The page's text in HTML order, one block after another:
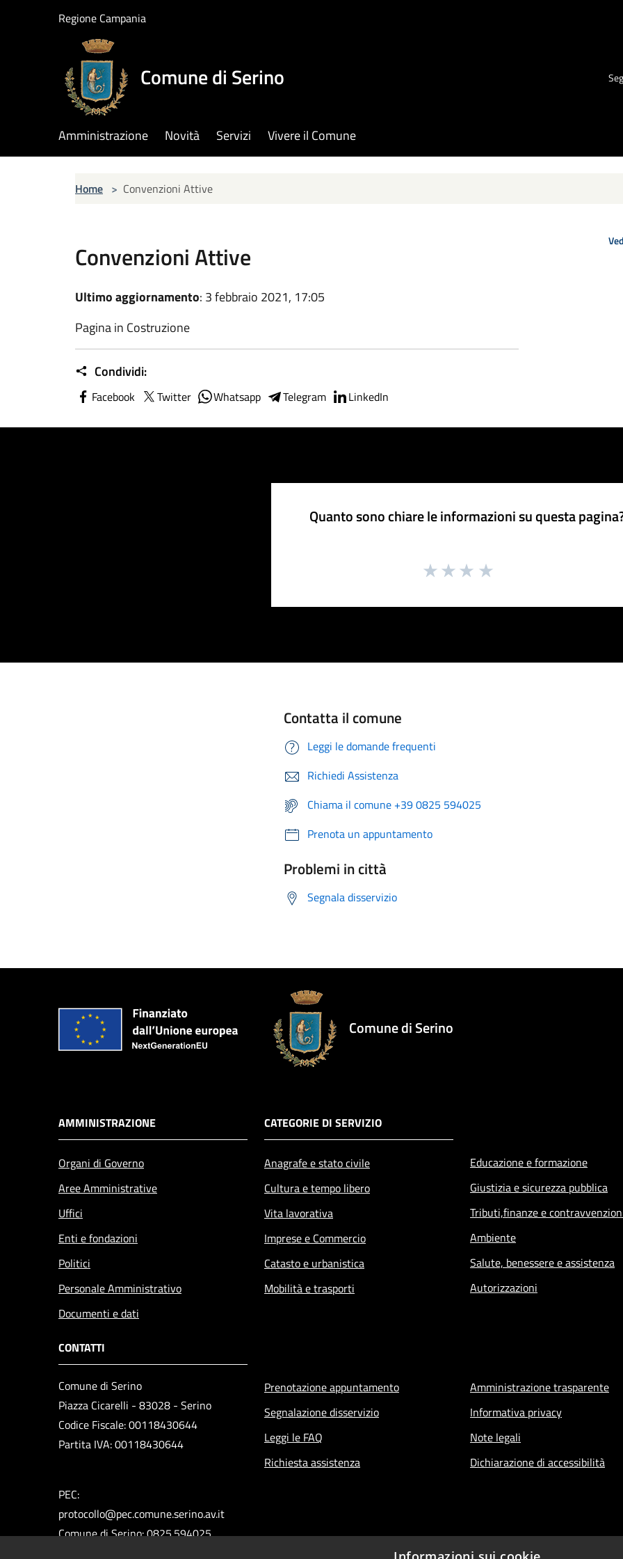
Regione Campania
Comune di Serino
Amministrazione Novità Servizi Vivere il Comune
Home > Convenzioni Attive
Convenzioni Attive
Ultimo aggiornamento: 3 febbraio 2021, 17:05
Pagina in Costruzione
Condividi:
Facebook Twitter Whatsapp Telegram LinkedIn
Quanto sono chiare le informazioni su questa
Contatta il comune
Leggi le domande frequenti
Richiedi Assistenza
Chiama il comune +39 0825 594025
Prenota un appuntamento
Problemi in città
Segnala disservizio
Comune di Serino
AMMINISTRAZIONE
Organi di Governo
Aree Amministrative
Uffici
Enti e fondazioni
Politici
Personale Amministrativo
Documenti e dati
CATEGORIE DI SERVIZIO
Anagrafe e stato civile
Cultura e tempo libero
Vita lavorativa
Imprese e Commercio
Catasto e urbanistica
Mobilità e trasporti
Educazione e formazione
Giustizia e sicurezza pubblica
Tributi,finanze e
Ambiente
Salute, benessere e assistenza
Autorizzazioni
CONTATTI
Comune di Serino
Piazza Cicarelli - 83028 - Serino
Codice Fiscale: 00118430644
Partita IVA: 00118430644
PEC:
protocollo@pec.comune.serino.av.it
Comune di Serino: 0825.594025
Prenotazione appuntamento
Segnalazione disservizio
Leggi le FAQ
Richiesta assistenza
Amministrazione trasparente
Informativa privacy
Note legali
Dichiarazione di accessibilità